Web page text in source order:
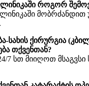
როგორ
მობრძანდით
სახის ქირურგია
თქვენთან?
7 სთ მიიღოთ მსაგვსი